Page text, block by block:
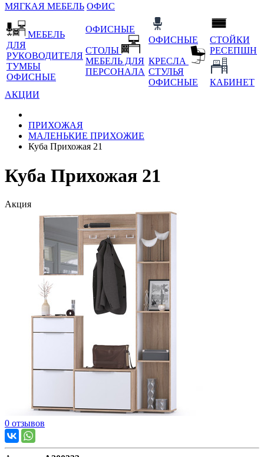
МЯГКАЯ МЕБЕЛЬ ОФИС
МЕБЕЛЬ
ДЛЯ
РУКОВОДИТЕЛЯ
ТУМБЫ
ОФИСНЫЕ
ОФИСНЫЕ
СТОЛЫ
МЕБЕЛЬ ДЛЯ
ПЕРСОНАЛА
ОФИСНЫЕ
КРЕСЛА
СТУЛЬЯ
ОФИСНЫЕ
СТОЙКИ
РЕСЕПШН
КАБИНЕТ
АКЦИИ
ПРИХОЖАЯ
МАЛЕНЬКИЕ ПРИХОЖИЕ
Куба Прихожая 21
Куба Прихожая 21
Акция
0 отзывов